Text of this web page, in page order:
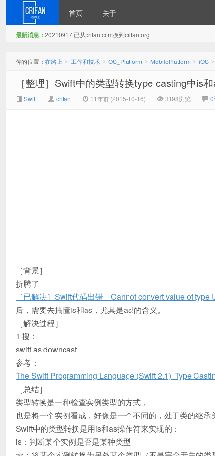
首页 关于
最新消息： 20210917 已从crifan.com换到crifan.org
你的位置： 在路上 > 工作和技术 > OS_Platform > MobilePlatform > iOS >
［整理］Swift中的类型转换type casting中is
Swift crifan 11年前 (2015-10-16) 3198浏览 0
［背景］
折腾了：
［已解决］Swift代码出错：Cannot convert value of
后，需要去搞懂is和as，尤其是as!的含义。
［解决过程］
1.搜：
swift as downcast
参考：
The Swift Programming Language (Swift 2.1): Type
［总结］
类型转换是一种检查实例类型的方式，
也是将一个实例看成，好像是一个不同的，处于类的继
Swift中的类型转换是用is和as操作符来实现的：
is：判断某个实例是否是某种类型